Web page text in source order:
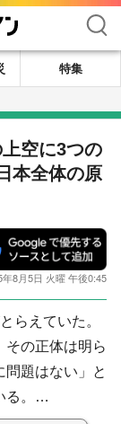
検索
特集
空に3つの
本全体の原
年8月5日 火曜 午後0:45
らえていた。
その正体は明ら
題はない」と
る。…